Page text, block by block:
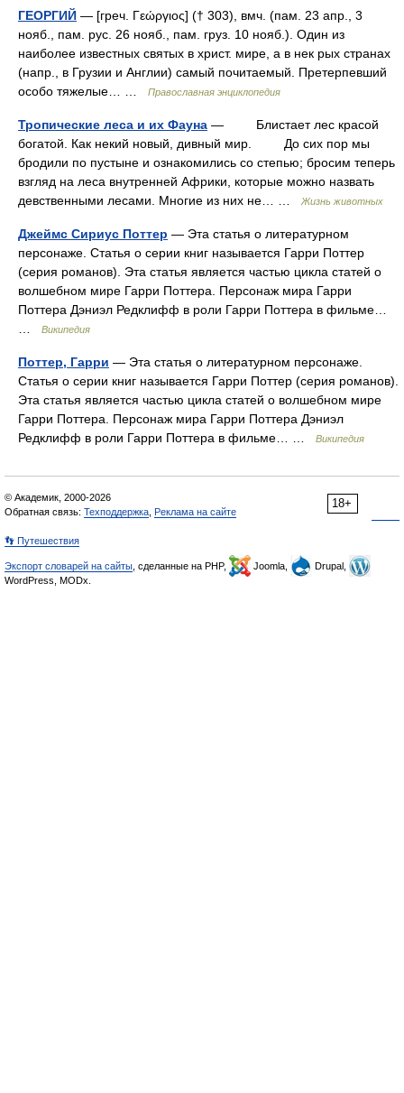
ГЕОРГИЙ — [греч. Γεώργιος] († 303), вмч. (пам. 23 апр., 3
нояб., пам. рус. 26 нояб., пам. груз. 10 нояб.). Один из
наиболее известных святых в христ. мире, а в нек рых странах
(напр., в Грузии и Англии) самый почитаемый. Претерпевший
особо тяжелые… …
Православная энциклопедия
Тропические леса и их Фауна — Блистает лес красой
богатой. Как некий новый, дивный мир. До сих пор мы
бродили по пустыне и ознакомились со степью; бросим теперь
взгляд на леса внутренней Африки, которые можно назвать
девственными лесами. Многие из них не… …
Жизнь животных
Джеймс Сириус Поттер — Эта статья о литературном
персонаже. Статья о серии книг называется Гарри Поттер
(серия романов). Эта статья является частью цикла статей о
волшебном мире Гарри Поттера. Персонаж мира Гарри
Поттера Дэниэл Редклифф в роли Гарри Поттера в фильме…
Википедия
Поттер, Гарри — Эта статья о литературном персонаже.
Статья о серии книг называется Гарри Поттер (серия романов).
Эта статья является частью цикла статей о волшебном мире
Гарри Поттера. Персонаж мира Гарри Поттера Дэниэл
Редклифф в роли Гарри Поттера в фильме… …
Википедия
18+
© Академик, 2000-2026
Обратная связь: Техподдержка Реклама на сайте
👣 Путешествия
Экспорт словарей на сайты , сделанные на PHP, Joomla,
Drupal,
WordPress, MODx.